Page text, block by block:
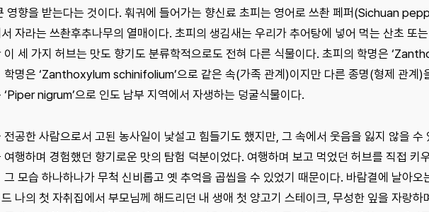
영향을 받는다는 것이다. 훠궈에 들어가는 향신료 초피는 영어로 쓰촨 페퍼(Sichuan
자라는 쓰촨후추나무의 열매이다. 초피의 생김새는 우리가 추어탕에 넣어 먹는 산초 또
이 세 가지 허브는 맛도 향기도 분류학적으로도 전혀 다른 식물이다. 초피의 학명은
학명은 ‘Zanthoxylum schinifolium’으로 같은 속(가족 관계)이지만 다른 종명(형제 관계)
‘Piper nigrum’으로 인도 남부 지역에서 자생하는 덩굴식물이다.
전공한 사람으로서 고된 농사일이 낯설고 힘들기도 했지만, 그 속에서 웃음을 잃지 않을 수
여행하며 경험했던 향기로운 맛의 탐험 덕분이었다. 여행하며 보고 먹었던 허브를 직접 키
그 모습 하나하나가 무척 신비롭고 옛 추억을 곱씹을 수 있었기 때문이다. 바람결에 날아오
나의 첫 자취집에서 부모님께 해드리던 내 생애 첫 양고기 스테이크, 무성한 잎을 자랑하